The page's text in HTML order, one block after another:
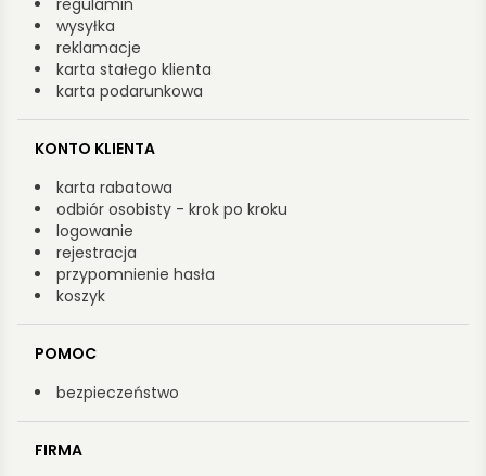
wysyłka
reklamacje
karta stałego klienta
karta podarunkowa
KONTO KLIENTA
karta rabatowa
odbiór osobisty - krok po kroku
logowanie
rejestracja
przypomnienie hasła
koszyk
POMOC
bezpieczeństwo
FIRMA